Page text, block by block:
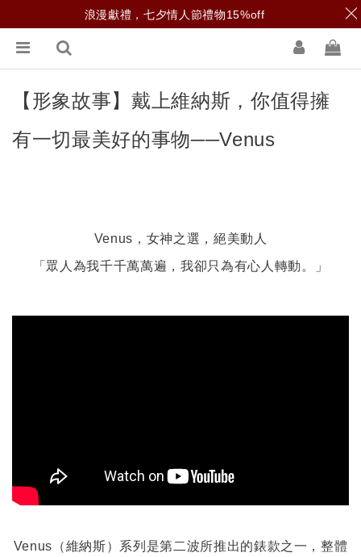
【形象故事】戴上維納斯，你值得擁
有一切最美好的事物──Venus
Venus，女神之選，絕美動人
「眾人為我千千萬萬遍，我卻只為有心人轉動。」
Venus（維納斯）系列是第二波所推出的錶款之一，整體
浪漫獻禮，七夕情人節禮物15%off